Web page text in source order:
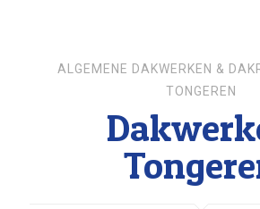
ALGEMENE DAKWERKEN &
TONGEREN